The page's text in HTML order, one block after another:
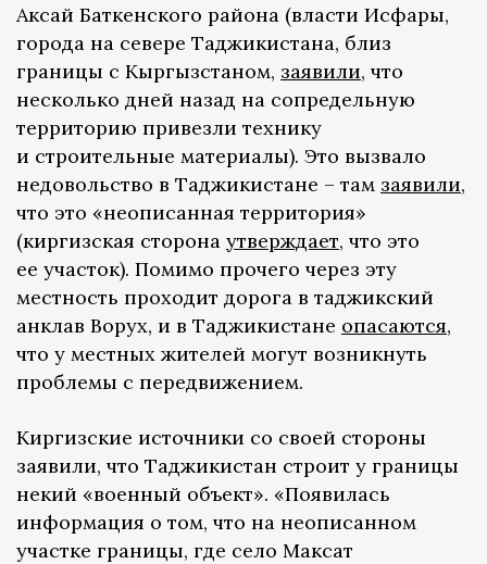
Аксай Баткенского района (власти Исфары,
города на севере Таджикистана, близ
границы с Кыргызстаном, заявили, что
несколько дней назад на сопредельную
территорию привезли технику
и строительные материалы). Это вызвало
недовольство в Таджикистане – там заявили,
что это «неописанная территория»
(киргизская сторона утверждает, что это
ее участок). Помимо прочего через эту
местность проходит дорога в таджикский
анклав Ворух, и в Таджикистане опасаются,
что у местных жителей могут возникнуть
проблемы с передвижением.
Киргизские источники со своей стороны
заявили, что Таджикистан строит у границы
некий «военный объект». «Появилась
информация о том, что на неописанном
участке границы, где село Максат